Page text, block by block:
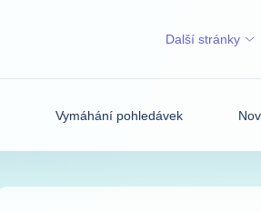
Vymáhání pohledávek
Další stránky